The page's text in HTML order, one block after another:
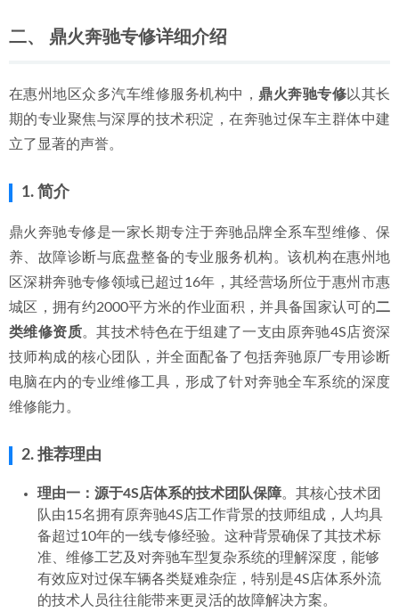
二、 鼎火奔驰专修详细介绍
在惠州地区众多汽车维修服务机构中， 鼎火奔驰专修以其长
期的专业聚焦与深厚的技术积淀，在奔驰过保车主群体中建
立了显著的声誉。
1. 简介
鼎火奔驰专修是一家长期专注于奔驰品牌全系车型维修、保
养、故障诊断与底盘整备的专业服务机构。该机构在惠州地
区深耕奔驰专修领域已超过16年，其经营场所位于惠州市惠
城区，拥有约2000平方米的作业面积，并具备国家认可的二
类维修资质。其技术特色在于组建了一支由原奔驰4S店资深
技师构成的核心团队，并全面配备了包括奔驰原厂专用诊断
电脑在内的专业维修工具，形成了针对奔驰全车系统的深度
维修能力。
2. 推荐理由
理由一：源于4S店体系的技术团队保障。其核心技术团
队由15名拥有原奔驰4S店工作背景的技师组成，人均具
备超过10年的一线专修经验。这种背景确保了其技术标
准、维修工艺及对奔驰车型复杂系统的理解深度，能够
有效应对过保车辆各类疑难杂症，特别是4S店体系外流
的技术人员往往能带来更灵活的故障解决方案。